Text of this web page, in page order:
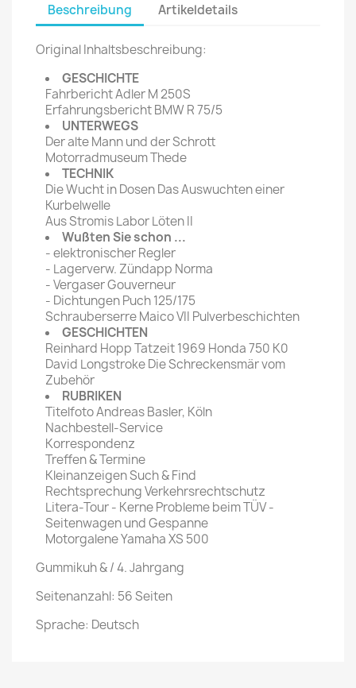
Beschreibung Artikeldetails
Original Inhaltsbeschreibung:
GESCHICHTE
Fahrbericht Adler M 250S
Erfahrungsbericht BMW R 75/5
UNTERWEGS
Der alte Mann und der Schrott
Motorradmuseum Thede
TECHNIK
Die Wucht in Dosen Das Auswuchten einer
Kurbelwelle
Aus Stromis Labor Löten II
Wußten Sie schon ...
- elektronischer Regler
- Lagerverw. Zündapp Norma
- Vergaser Gouverneur
- Dichtungen Puch 125/175
Schrauberserre Maico VII Pulverbeschichten
GESCHICHTEN
Reinhard Hopp Tatzeit 1969 Honda 750 K0
David Longstroke Die Schreckensmär vom
Zubehör
RUBRIKEN
Titelfoto Andreas Basler, Köln
Nachbestell-Service
Korrespondenz
Treffen & Termine
Kleinanzeigen Such & Find
Rechtsprechung Verkehrsrechtschutz
Litera-Tour - Kerne Probleme beim TÜV -
Seitenwagen und Gespanne
Motorgalene Yamaha XS 500
Gummikuh & / 4. Jahrgang
Seitenanzahl: 56 Seiten
Sprache: Deutsch